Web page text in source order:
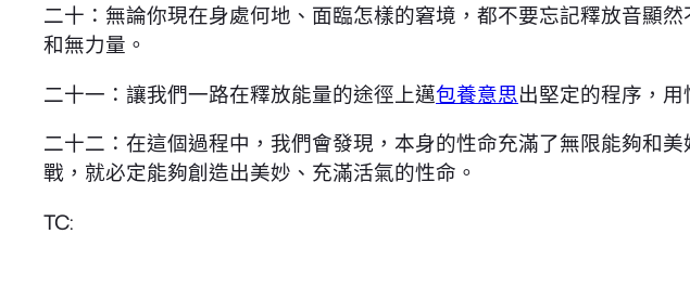
二十：無論你現在身處何地、面臨怎樣的窘境，都不要忘記釋放音顯
和無力量。
二十一：讓我們一路在釋放能量的途徑上邁包養意思出堅定的程序，
二十二：在這個過程中，我們會發現，本身的性命充滿了無限能夠和
戰，就必定能夠創造出美妙、充滿活氣的性命。
TC: